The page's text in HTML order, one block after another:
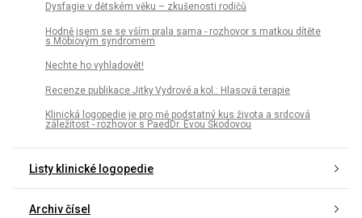
Dysfagie v dětském věku – zkušenosti rodičů
Hodně jsem se se vším prala sama - rozhovor s matkou dítěte
s Möbiovým syndromem
Nechte ho vyhladovět!
Recenze publikace Jitky Vydrové a kol.: Hlasová terapie
Klinická logopedie je pro mě podstatný kus života a srdcová
záležitost - rozhovor s PaedDr. Evou Škodovou
Listy klinické logopedie
Archiv čísel